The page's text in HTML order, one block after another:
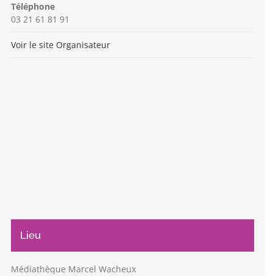
Téléphone
03 21 61 81 91
Voir le site Organisateur
Lieu
Médiathèque Marcel Wacheux